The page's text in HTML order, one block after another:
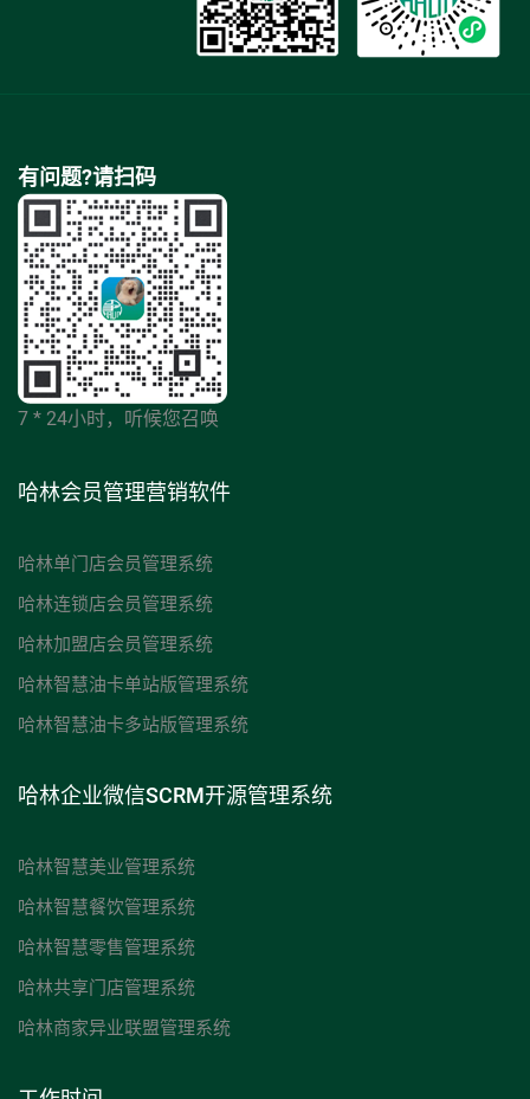
有问题?请扫码
7 * 24小时，听候您召唤
哈林会员管理营销软件
哈林单门店会员管理系统
哈林连锁店会员管理系统
哈林加盟店会员管理系统
哈林智慧油卡单站版管理系统
哈林智慧油卡多站版管理系统
哈林企业微信SCRM开源管理系统
哈林智慧美业管理系统
哈林智慧餐饮管理系统
哈林智慧零售管理系统
哈林共享门店管理系统
哈林商家异业联盟管理系统